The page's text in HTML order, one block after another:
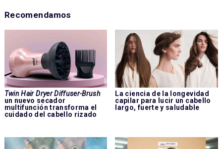
Recomendamos
Twin Hair Dryer Diffuser-Brush
un nuevo secador
multifunción transforma el
cuidado del cabello rizado
La ciencia de la longevidad
capilar para lucir un cabello
largo, fuerte y saludable